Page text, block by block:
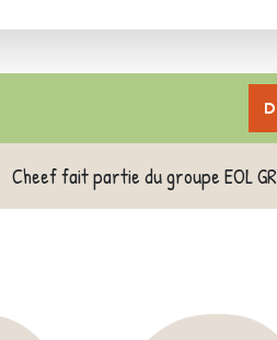
Cheef fait partie du groupe EOL